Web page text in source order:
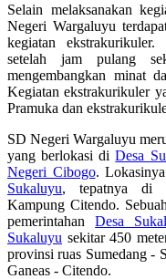
Selain melaksanakan
Negeri Wargaluyu
kegiatan ekstrakurikuler.
setelah jam pulang
mengembangkan minat
Kegiatan ekstrakurikuler
Pramuka dan
SD Negeri Wargaluyu
yang berlokasi diDesa
Negeri Cibogo.
Sukaluyu, tepatnya di
Kampung Citendo.
pemerintahanDesa
Sukaluyu sekitar 450
provinsi ruas Sumedang -
Ganeas - Citendo.